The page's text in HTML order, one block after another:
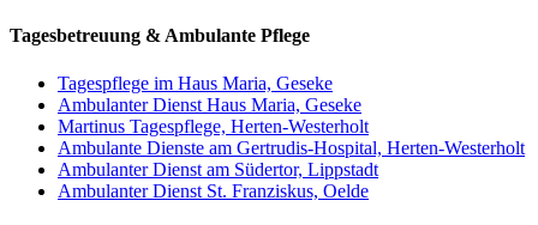
Tagesbetreuung & Ambulante Pflege
Tagespflege im Haus Maria, Geseke
Ambulanter Dienst Haus Maria, Geseke
Martinus Tagespflege, Herten-Westerholt
Ambulante Dienste am Gertrudis-Hospital, Herten-Westerholt
Ambulanter Dienst am Südertor, Lippstadt
Ambulanter Dienst St. Franziskus, Oelde